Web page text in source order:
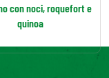
con noci, roquefort e
quinoa